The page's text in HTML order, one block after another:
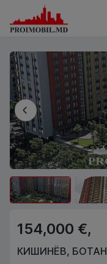
154,000 €,
КИШИНЁВ,